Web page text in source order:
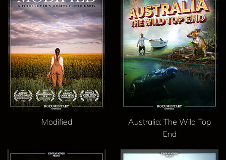
Modified
Australia: The Wild Top
End